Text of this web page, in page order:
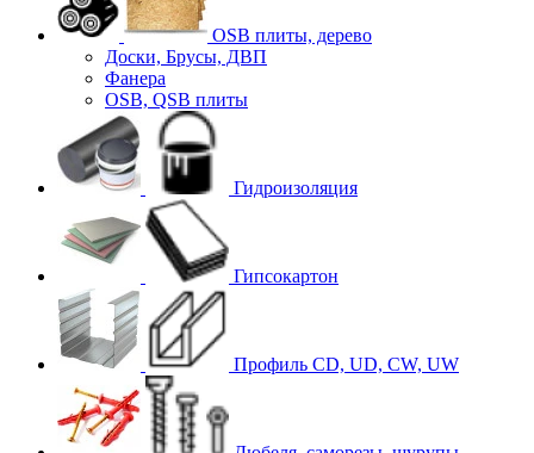
OSB плиты, дерево
Доски, Брусы, ДВП
Фанера
OSB, QSB плиты
Гидроизоляция
Гипсокартон
Профиль CD, UD, CW, UW